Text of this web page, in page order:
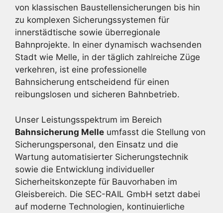
von klassischen Baustellensicherungen bis hin
zu komplexen Sicherungssystemen für
innerstädtische sowie überregionale
Bahnprojekte. In einer dynamisch wachsenden
Stadt wie Melle, in der täglich zahlreiche Züge
verkehren, ist eine professionelle
Bahnsicherung entscheidend für einen
reibungslosen und sicheren Bahnbetrieb.
Unser Leistungsspektrum im Bereich
Bahnsicherung Melle umfasst die Stellung von
Sicherungspersonal, den Einsatz und die
Wartung automatisierter Sicherungstechnik
sowie die Entwicklung individueller
Sicherheitskonzepte für Bauvorhaben im
Gleisbereich. Die SEC-RAIL GmbH setzt dabei
auf moderne Technologien, kontinuierliche